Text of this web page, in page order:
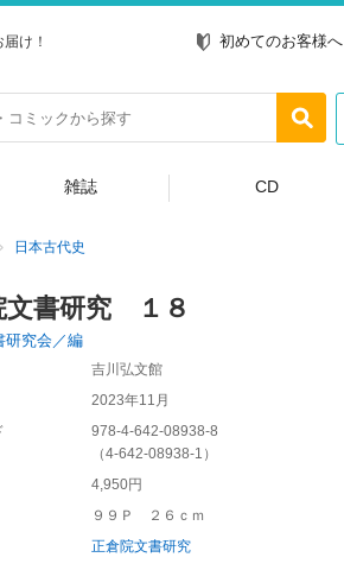
け！ 初めてのお客様へ
雑誌 CD
日本古代史
文書研究 １８
研究会／編
吉川弘文館
2023年11月
978-4-642-08938-8
（4-642-08938-1 ）
4,950円
９９Ｐ ２６ｃｍ
正倉院文書研究